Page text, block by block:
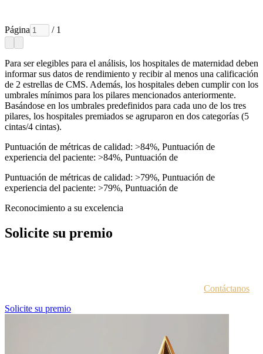
Página / 1
Para ser elegibles para el análisis, los hospitales de maternidad deben
informar sus datos de rendimiento y recibir al menos una calificación
de 2 estrellas de CMS. Además, los hospitales deben cumplir con los
umbrales mínimos para los pilares mencionados anteriormente.
Basándose en los umbrales predefinidos para cada uno de los tres
pilares, los hospitales premiados se agruparon en dos categorías (5
cintas/4 cintas).
Puntuación de métricas de calidad: >84%, Puntuación de
experiencia del paciente: >84%, Puntuación de
Puntuación de métricas de calidad: >79%, Puntuación de
experiencia del paciente: >79%, Puntuación de
Reconocimiento a su excelencia
Solicite su premio
Contáctanos
Solicite su premio